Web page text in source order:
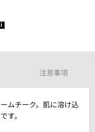
注意事項
ムチーク。肌に溶け込
す。